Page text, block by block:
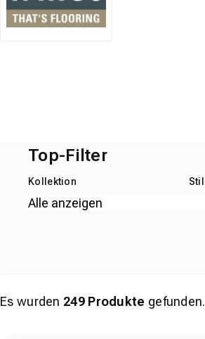
Top-Filter
Kollektion Stil
Es wurden 249Produkte gefunden.